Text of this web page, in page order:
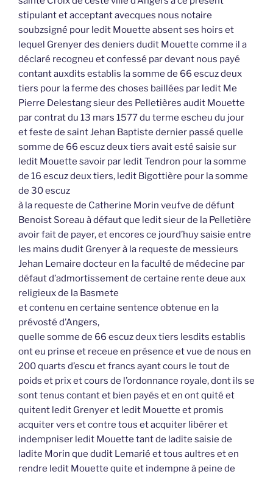
stipulant et acceptant avecques nous notaire
soubzsigné pour ledit Mouette absent ses hoirs et
lequel Grenyer des deniers dudit Mouette comme il a
déclaré recogneu et confessé par devant nous payé
contant auxdits establis la somme de 66 escuz deux
tiers pour la ferme des choses baillées par ledit Me
Pierre Delestang sieur des Pelletières audit Mouette
par contrat du 13 mars 1577 du terme escheu du jour
et feste de saint Jehan Baptiste dernier passé quelle
somme de 66 escuz deux tiers avait esté saisie sur
ledit Mouette savoir par ledit Tendron pour la somme
de 16 escuz deux tiers, ledit Bigottière pour la somme
de 30 escuz
à la requeste de Catherine Morin veufve de défunt
Benoist Soreau à défaut que ledit sieur de la Pelletière
avoir fait de payer, et encores ce jourd’huy saisie entre
les mains dudit Grenyer à la requeste de messieurs
Jehan Lemaire docteur en la faculté de médecine par
défaut d’admortissement de certaine rente deue aux
religieux de la Basmete
et contenu en certaine sentence obtenue en la
prévosté d’Angers,
quelle somme de 66 escuz deux tiers lesdits establis
ont eu prinse et receue en présence et vue de nous en
200 quarts d’escu et francs ayant cours le tout de
poids et prix et cours de l’ordonnance royale, dont ils se
sont tenus contant et bien payés et en ont quité et
quitent ledit Grenyer et ledit Mouette et promis
acquiter vers et contre tous et acquiter libérer et
indempniser ledit Mouette tant de ladite saisie de
ladite Morin que dudit Lemarié et tous aultres et en
rendre ledit Mouette quite et indempne à peine de